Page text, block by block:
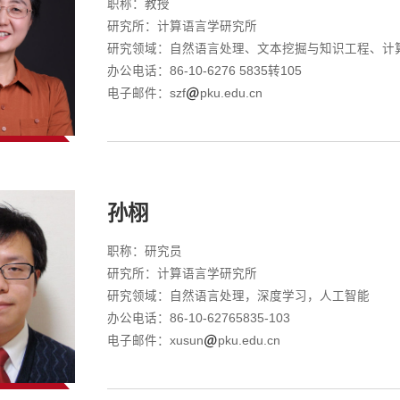
职称：教授
研究所：计算语言学研究所
研究领域：自然语言处理、文本挖掘与知识工程、计
办公电话：86-10-6276 5835转105
电子邮件：szf
pku.edu.cn
孙栩
职称：研究员
研究所：计算语言学研究所
研究领域：自然语言处理，深度学习，人工智能
办公电话：86-10-62765835-103
电子邮件：xusun
pku.edu.cn